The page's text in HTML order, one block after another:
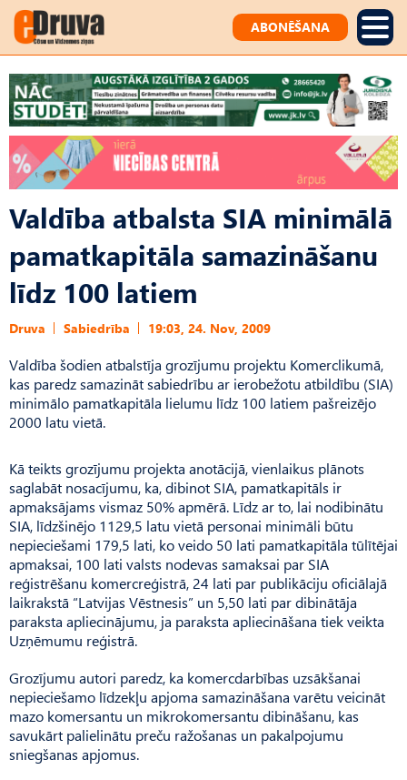
ABONĒŠANA
Valdība atbalsta SIA minimālā
pamatkapitāla samazināšanu
līdz 100 latiem
Druva Sabiedrība 19:03, 24. Nov, 2009
Valdība šodien atbalstīja grozījumu projektu Komerclikumā,
kas paredz samazināt sabiedrību ar ierobežotu atbildību (SIA)
minimālo pamatkapitāla lielumu līdz 100 latiem pašreizējo
2000 latu vietā.
Kā teikts grozījumu projekta anotācijā, vienlaikus plānots
saglabāt nosacījumu, ka, dibinot SIA, pamatkapitāls ir
apmaksājams vismaz 50% apmērā. Līdz ar to, lai nodibinātu
SIA, līdzšinējo 1129,5 latu vietā personai minimāli būtu
nepieciešami 179,5 lati, ko veido 50 lati pamatkapitāla tūlītējai
apmaksai, 100 lati valsts nodevas samaksai par SIA
reģistrēšanu komercreģistrā, 24 lati par publikāciju oficiālajā
laikrakstā “Latvijas Vēstnesis” un 5,50 lati par dibinātāja
paraksta apliecinājumu, ja paraksta apliecināšana tiek veikta
Uzņēmumu reģistrā.
Grozījumu autori paredz, ka komercdarbības uzsākšanai
nepieciešamo līdzekļu apjoma samazināšana varētu veicināt
mazo komersantu un mikrokomersantu dibināšanu, kas
savukārt palielinātu preču ražošanas un pakalpojumu
sniegšanas apjomus.